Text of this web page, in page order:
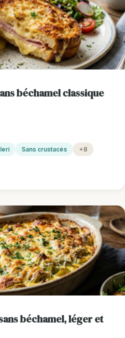
béchamel classique
Sans crustacés +8
béchamel, léger et